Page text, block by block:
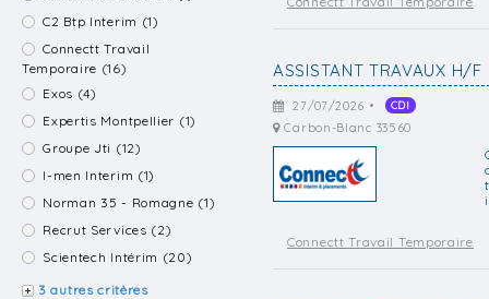
C2 Btp Interim (1)
Connectt Travail
Temporaire (16)
Exos (4)
Expertis Montpellier (1)
Groupe Jti (12)
I-men Interim (1)
Norman 35 - Romagne (1)
Recrut Services (2)
Scientech Intérim (20)
3 autres critères
ASSISTANT TRAVAUX H/F
27/07/2026 • CDI
Carbon-Blanc 33560
Connectt Travail Temporaire